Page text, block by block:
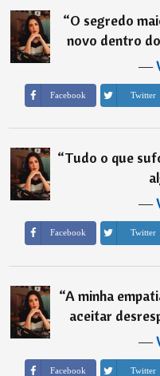
“O segredo
novo dentro
―
Facebook Twitter
“⁠Tudo o que
―
Facebook Twitter
“A minha
aceitar
―
Facebook Twitter